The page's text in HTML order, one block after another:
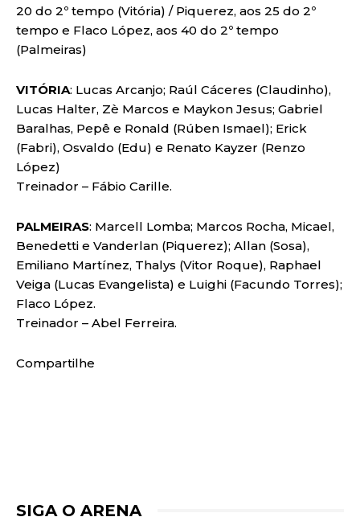
20 do 2º tempo (Vitória) / Piquerez, aos 25 do 2º
tempo e Flaco López, aos 40 do 2º tempo
(Palmeiras)
VITÓRIA: Lucas Arcanjo; Raúl Cáceres (Claudinho),
Lucas Halter, Zè Marcos e Maykon Jesus; Gabriel
Baralhas, Pepê e Ronald (Rúben Ismael); Erick
(Fabri), Osvaldo (Edu) e Renato Kayzer (Renzo
López)
Treinador – Fábio Carille.
PALMEIRAS: Marcell Lomba; Marcos Rocha, Micael,
Benedetti e Vanderlan (Piquerez); Allan (Sosa),
Emiliano Martínez, Thalys (Vitor Roque), Raphael
Veiga (Lucas Evangelista) e Luighi (Facundo Torres);
Flaco López.
Treinador – Abel Ferreira.
Compartilhe
SIGA O ARENA